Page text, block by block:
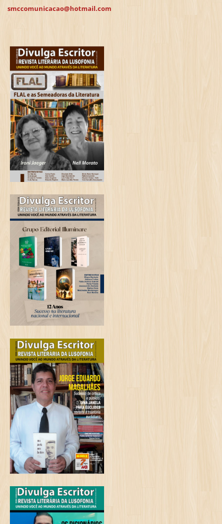
smccomunicacao@hotmail.com